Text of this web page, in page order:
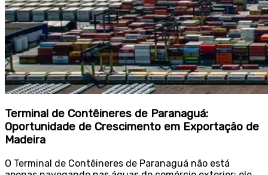
Terminal de Contêineres de Paranaguá:
Oportunidade de Crescimento em Exportação de
Madeira
O Terminal de Contêineres de Paranaguá não está